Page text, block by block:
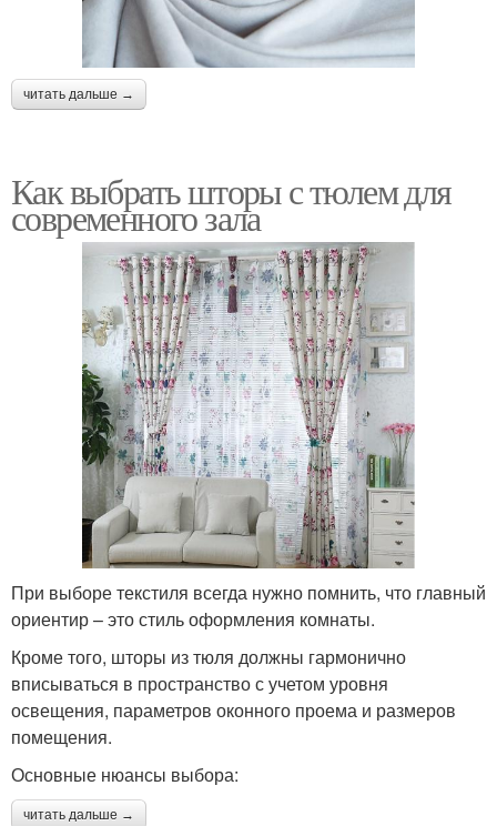
читать дальше →
Как выбрать шторы с тюлем для
современного зала
При выборе текстиля всегда нужно помнить, что главный
ориентир – это стиль оформления комнаты.
Кроме того, шторы из тюля должны гармонично
вписываться в пространство с учетом уровня
освещения, параметров оконного проема и размеров
помещения.
Основные нюансы выбора:
читать дальше →